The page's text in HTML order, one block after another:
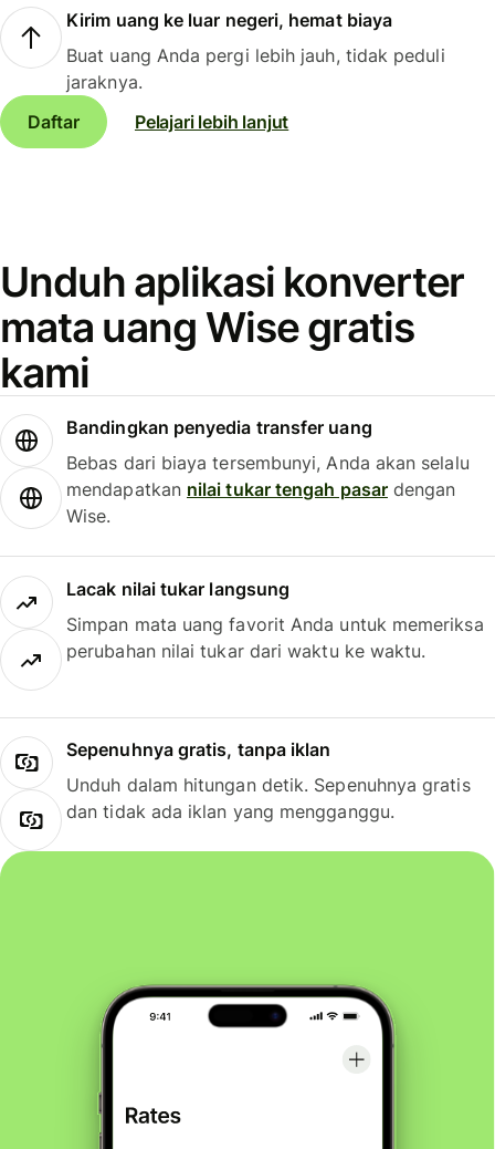
Kirim uang ke luar negeri, hemat biaya
Buat uang Anda pergi lebih jauh, tidak peduli
jaraknya.
Daftar
Pelajari lebih lanjut
Unduh aplikasi konverter
mata uang Wise gratis
kami
Bandingkan penyedia transfer uang
Bebas dari biaya tersembunyi, Anda akan selalu
mendapatkan nilai tukar tengah pasardengan
Wise.
Lacak nilai tukar langsung
Simpan mata uang favorit Anda untuk memeriksa
perubahan nilai tukar dari waktu ke waktu.
Sepenuhnya gratis, tanpa iklan
Unduh dalam hitungan detik. Sepenuhnya gratis
dan tidak ada iklan yang mengganggu.